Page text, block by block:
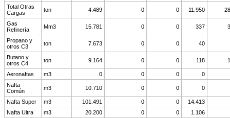
Total Otras
Cargas
ton 4.489 0 0 11.950
Gas
Refinería
Mm3 15.781 0 0 337
Propano y
otros C3
ton 7.673 0 0 40
Butano y
otros C4
ton 9.164 0 0 118
Aeronaftas m3 0 0 0
0
Nafta
Común
m3 10.710 0 0 0
Nafta Super m3 101.491 0 0
14.413
Nafta Ultra
m3 20.200 0 0
1.106